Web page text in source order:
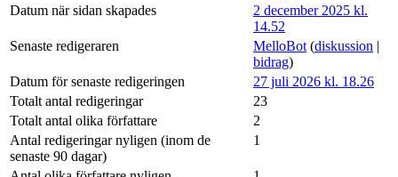
Datum när sidan skapades
2 december 2025 kl.
14.52
Senaste redigeraren
MelloBot (diskussion |
bidrag)
Datum för senaste redigeringen
27 juli 2026 kl. 18.26
Totalt antal redigeringar
23
Totalt antal olika författare
2
Antal redigeringar nyligen (inom de
senaste 90 dagar)
1